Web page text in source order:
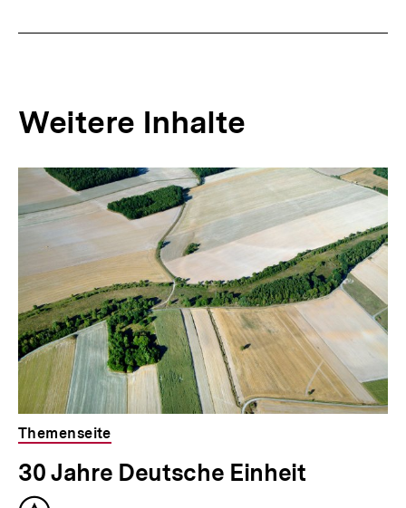
Weitere Inhalte
Inhaltskarousell
weitere
Inhalte
Inhaltskarussell
überspringen
Themenseite
30 Jahre Deutsche Einheit